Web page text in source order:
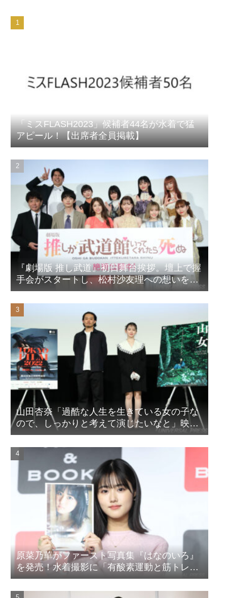
「ミスFLASH2023」候補者44名が水着で猛
アピール！【出席者全員掲載】
『劇場版 推し武道』初日舞台挨拶。壇上で握
手会がスタートし、松村沙友理への想いをア
ピール！？
山田杏奈「過酷な人生を生きている女の子な
ので、しっかりと考えて演じたいなと」映画
『山女』東京国際映画祭Q&A
原菜乃華がファースト写真集『はなのいろ』
を発売！水着撮影に「有酸素運動と筋トレを
頑張りました」